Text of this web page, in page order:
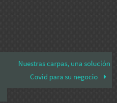
Nuestras carpas, una solución
Covid para su negocio